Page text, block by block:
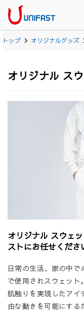
トップ オリジナルグッズ
オリジナル ス
オリジナル スウェ
ストにお任せくださ
日常の生活、家の中
で使用されスウェット
肌触りを実現したアイ
由な動きを可能にす